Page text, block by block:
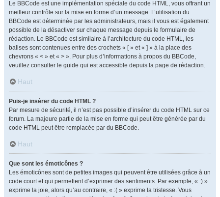
Le BBCode est une implémentation spéciale du code HTML, vous offrant un
meilleur contrôle sur la mise en forme d’un message. L’utilisation du
BBCode est déterminée par les administrateurs, mais il vous est également
possible de la désactiver sur chaque message depuis le formulaire de
rédaction. Le BBCode est similaire à l’architecture du code HTML, les
balises sont contenues entre des crochets « [ » et « ] » à la place des
chevrons « < » et « > ». Pour plus d’informations à propos du BBCode,
veuillez consulter le guide qui est accessible depuis la page de rédaction.
Haut
Puis-je insérer du code HTML ?
Par mesure de sécurité, il n’est pas possible d’insérer du code HTML sur ce
forum. La majeure partie de la mise en forme qui peut être générée par du
code HTML peut être remplacée par du BBCode.
Haut
Que sont les émoticônes ?
Les émoticônes sont de petites images qui peuvent être utilisées grâce à un
code court et qui permettent d’exprimer des sentiments. Par exemple, « :) »
exprime la joie, alors qu’au contraire, « :( » exprime la tristesse. Vous